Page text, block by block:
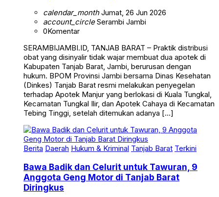
calendar_monthJumat, 26 Jun 2026
account_circleSerambi Jambi
0Komentar
SERAMBIJAMBI.ID, TANJAB BARAT – Praktik distribusi
obat yang disinyalir tidak wajar membuat dua apotek di
Kabupaten Tanjab Barat, Jambi, berurusan dengan
hukum. BPOM Provinsi Jambi bersama Dinas Kesehatan
(Dinkes) Tanjab Barat resmi melakukan penyegelan
terhadap Apotek Manjur yang berlokasi di Kuala Tungkal,
Kecamatan Tungkal Ilir, dan Apotek Cahaya di Kecamatan
Tebing Tinggi, setelah ditemukan adanya […]
Berita Daerah Hukum & Kriminal Tanjab Barat Terkini
Bawa Badik dan Celurit untuk Tawuran, 9
Anggota Geng Motor di Tanjab Barat
Diringkus